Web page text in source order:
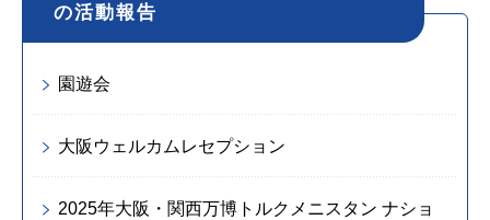
の活動報告
園遊会
大阪ウェルカムレセプション
2025年大阪・関西万博トルクメニスタン ナショ